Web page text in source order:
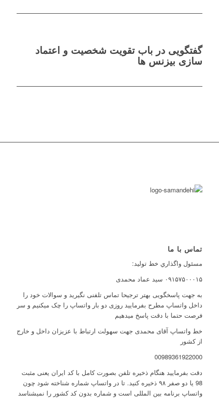
گفتگویی در باب تقویت شخصیت و اعتماد
سازی بیزنس ها
تماس با ما
مسئول واگذاري خط توليد:
۰۹۱۵۷۵۰۰۰۱۵ سید عماد محمدی
به جهت پاسخگویی بهتر ترجیحا تماس تلفنی نگیرید و سوالات خود را
داخل واتساپ مطرح بفرمایید روزی دو بار واتساپ را چک میکنیم و سر
فرصت حتما با دقت پاسخ میدهیم
خط واتساپ آقای محمدی جهت سهولت ارتباط با عزیزان داخل و خارج
از کشور
00989361922000
دقت بفرمایید هنگام ذخیره تلفن بصورت کامل با کد ایران یعنی مثبت
98 یا دو صفر ۹۸ ذخیره کنید. تا در واتساپ شماره شناخته شود چون
واتساپ برنامه بین المللی است و شماره بدون کد کشور را نمیشناسد